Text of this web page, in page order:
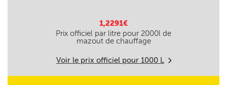
1,2291€
Prix officiel par litre pour 2000l de
mazout de chauffage
Voir le prix officiel pour 1000 L m